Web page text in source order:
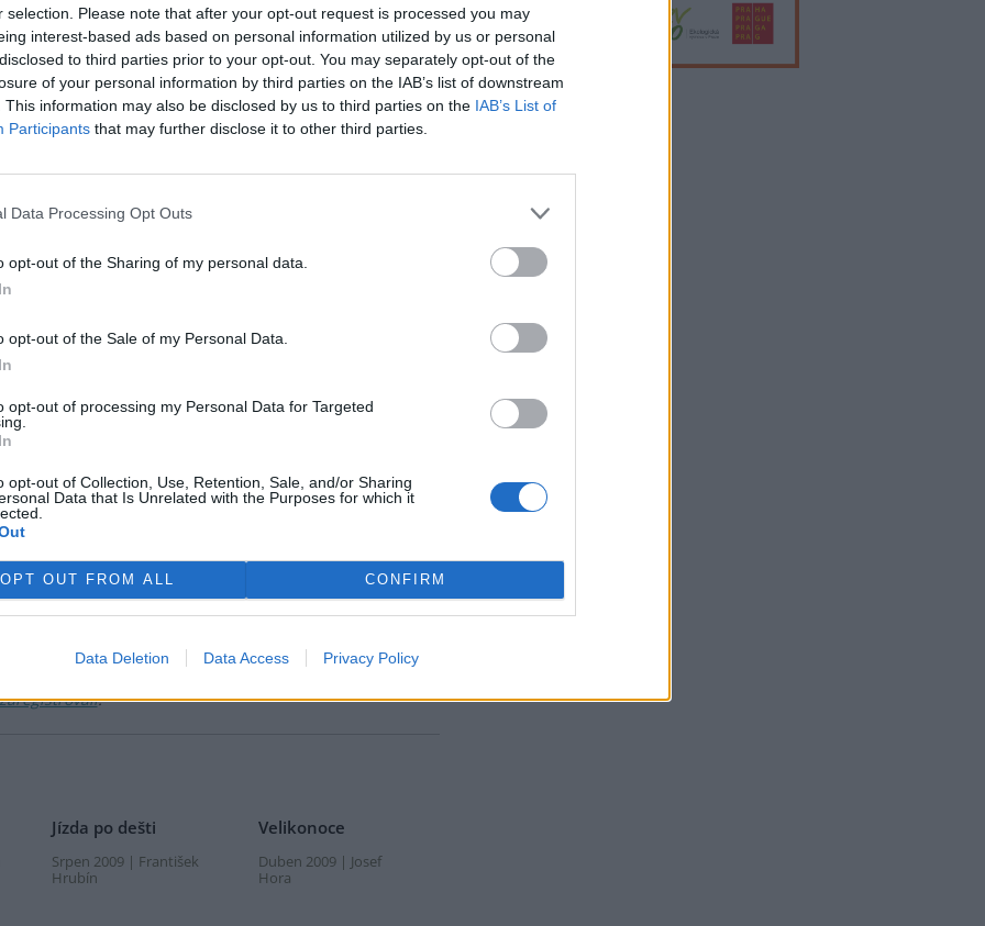
selection. Please note that after your opt-out request is processed you may
interest-based ads based on personal information utilized by us or personal
to third parties prior to your opt-out. You may separately opt-out of the
of your personal information by third parties on the IAB’s list of downstream
This information may also be disclosed by us to third parties on the IAB’s List of
Participants that may further disclose it to other third parties.
Data Processing Opt Outs
opt-out of the Sharing of my personal data.
opt-out of the Sale of my Personal Data.
opt-out of processing my Personal Data for Targeted
opt-out of Collection, Use, Retention, Sale, and/or Sharing
Data that Is Unrelated with the Purposes for which it
OPT OUT FROM ALL CONFIRM
Data Deletion Data Access Privacy Policy
tisknout poslat
a postřehy. Tím, že zde publikujete svůj příspěvek, se ale zároveň
porušení si redakce vyhrazuje právo smazat diskusní příspěvěk
.
Jízda po dešti
Srpen 2009 | František
Hrubín
Velikonoce
Duben 2009 | Josef
Hora